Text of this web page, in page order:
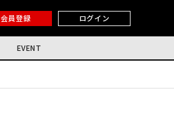
会員登録 ログイン
EVENT